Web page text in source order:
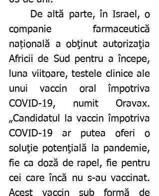
companie farmaceutică
națională a obţinut autorizaţia
Africii de Sud pentru a începe,
luna viitoare, testele clinice ale
unui vaccin oral împotriva
COVID-19, numit Oravax.
„Candidatul la vaccin împotriva
COVID-19 ar putea oferi o
soluţie potenţială la pandemie,
fie ca doză de rapel, fie pentru
cei care încă nu s-au vaccinat.
Acest vaccin sub formă de